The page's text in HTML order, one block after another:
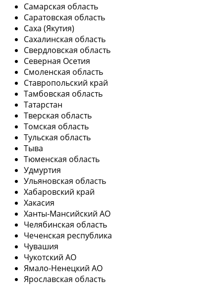
Самарская область
Саратовская область
Саха (Якутия)
Сахалинская область
Свердловская область
Северная Осетия
Смоленская область
Ставропольский край
Тамбовская область
Татарстан
Тверская область
Томская область
Тульская область
Тыва
Тюменская область
Удмуртия
Ульяновская область
Хабаровский край
Хакасия
Ханты-Мансийский АО
Челябинская область
Чеченская республика
Чувашия
Чукотский АО
Ямало-Ненецкий АО
Ярославская область